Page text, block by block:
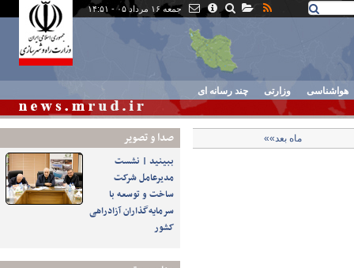
جمعه ۱۶ مرداد ۰۵ - ۱۴:۵۱
هواشناسی وزارتی چند رسانه ای
صدا و تصوير
ببینید | نشست
مدیرعامل شرکت
ساخت و توسعه با
سرمایه‌گذاران آزادراهی
کشور
ماه بعد»»